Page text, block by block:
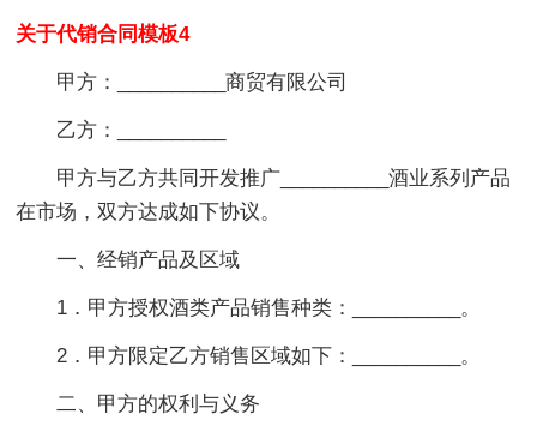
关于代销合同模板4
甲方：__________商贸有限公司
乙方：__________
甲方与乙方共同开发推广__________酒业系列产品
在市场，双方达成如下协议。
一、经销产品及区域
1．甲方授权酒类产品销售种类：__________。
2．甲方限定乙方销售区域如下：__________。
二、甲方的权利与义务